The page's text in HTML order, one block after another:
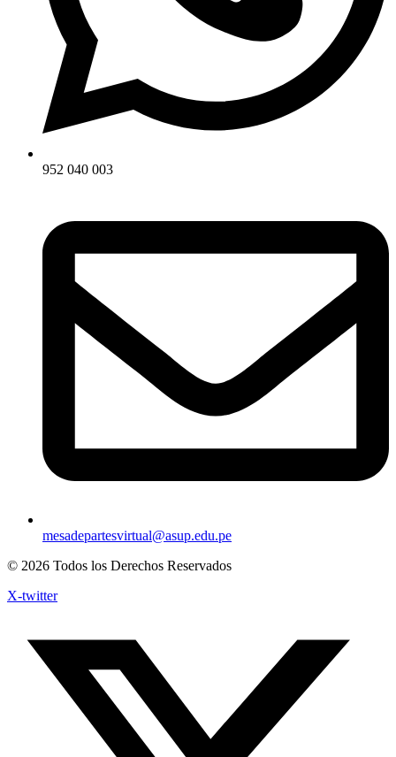
952 040 003
mesadepartesvirtual@asup.edu.pe
© 2026 Todos los Derechos Reservados
X-twitter